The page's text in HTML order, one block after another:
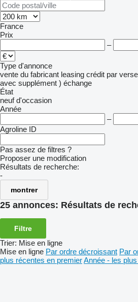
France
Prix
–
Type d'annonce
vente du fabricant leasing crédit par
avec supplément ) échange
État
neuf d'occasion
Année
–
Agroline ID
Pas assez de filtres ?
Proposer une modification
Résultats de recherche:
-
montrer
25 annonces: Résultats de
Filtre
Trier: Mise en ligne
Mise en ligne Par ordre décroissant Par
plus récentes en premierAnnée - les